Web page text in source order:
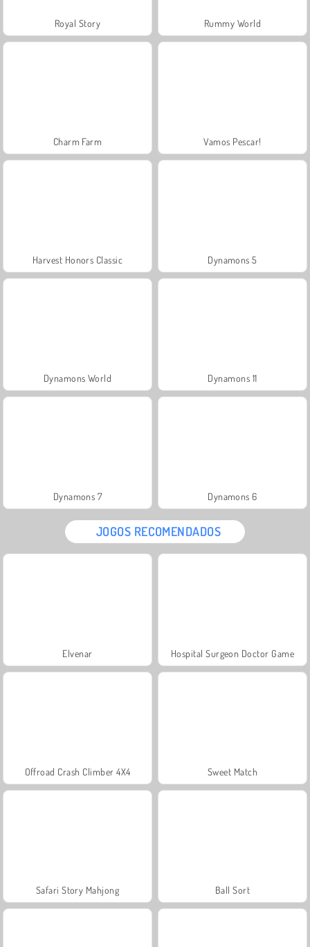
Royal Story Rummy World
Charm Farm Vamos Pescar!
Harvest Honors Classic Dynamons 5
Dynamons World Dynamons 11
Dynamons 7 Dynamons 6
JOGOS RECOMENDADOS
Elvenar Hospital Surgeon Doctor Game
Offroad Crash Climber 4X4 Sweet Match
Safari Story Mahjong Ball Sort